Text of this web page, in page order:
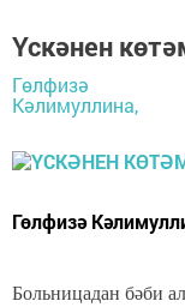
Үскәнен
Гөлфизә
Кәлимуллина,
Гөлфизә
Больницадан бәби